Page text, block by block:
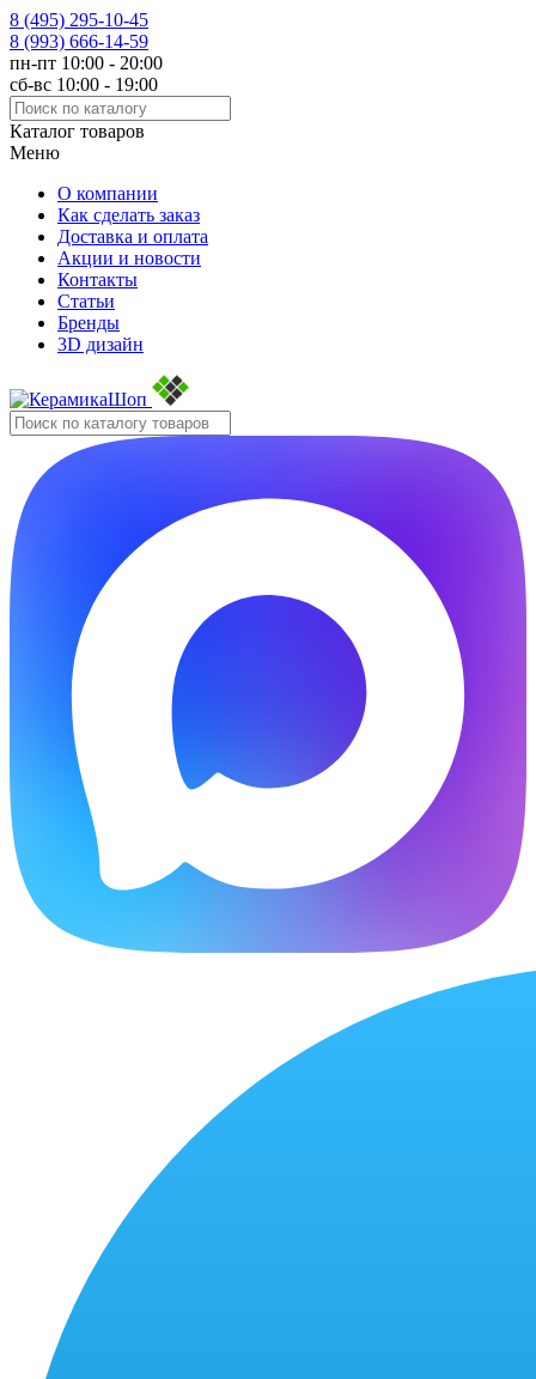
8 (495) 295-10-45
8 (993) 666-14-59
пн-пт 10:00 - 20:00
сб-вс 10:00 - 19:00
Каталог товаров
Меню
О компании
Как сделать заказ
Доставка и оплата
Акции и новости
Контакты
Статьи
Бренды
3D дизайн